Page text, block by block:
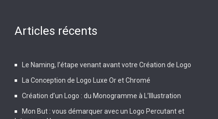
Articles récents
Le Naming, l’étape venant avant votre Création de Logo
La Conception de Logo Luxe Or et Chromé
Création d’un Logo : du Monogramme à L’Illustration
Mon But : vous démarquer avec un Logo Percutant et